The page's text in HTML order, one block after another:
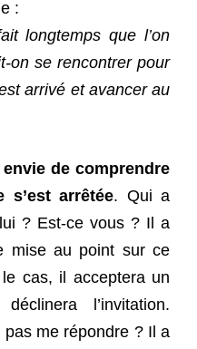
:
longtemps que l’on
on se rencontrer pour
arrivé et avancer au
de comprendre
s’est arrêtée. Qui a
? Est-ce vous ? Il a
mise au point sur ce
le cas, il acceptera un
l’invitation.
me répondre ? Il a